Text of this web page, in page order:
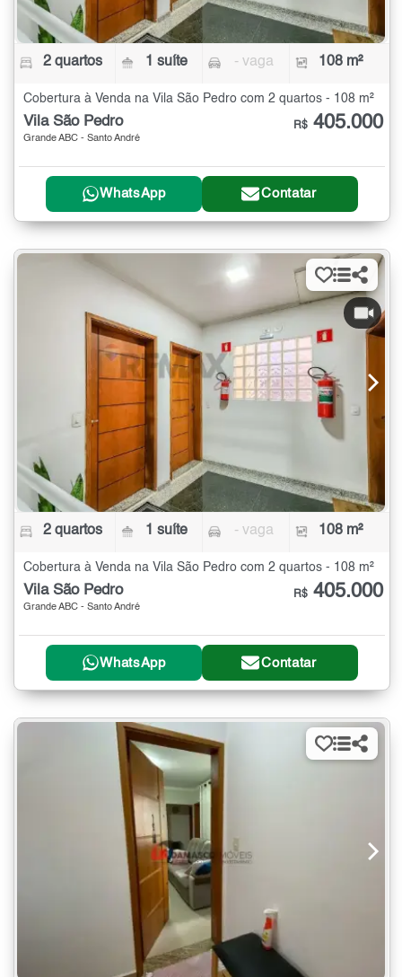
2 quartos 1 suíte - vaga 108 m²
Cobertura à Venda na Vila São Pedro com 2 quartos - 108 m²
Vila São Pedro
Grande ABC - Santo André
R$ 405.000
WhatsApp Contatar
2 quartos 1 suíte - vaga 108 m²
Cobertura à Venda na Vila São Pedro com 2 quartos - 108 m²
Vila São Pedro
Grande ABC - Santo André
R$ 405.000
WhatsApp Contatar